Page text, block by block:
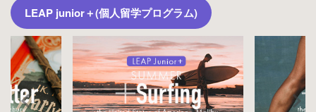
LEAP junior＋(個人留学プログラム)